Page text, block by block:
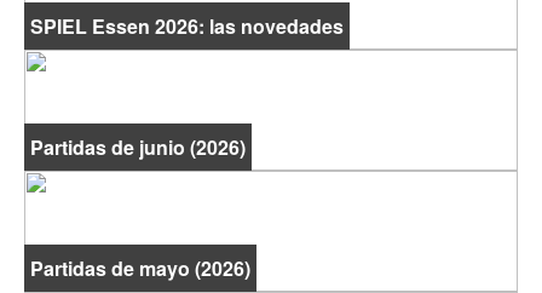
SPIEL Essen 2026: las novedades
Partidas de junio (2026)
Partidas de mayo (2026)